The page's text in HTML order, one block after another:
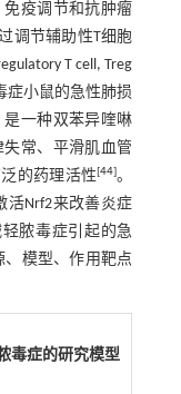
疫调节和抗肿瘤
调节辅助性T细胞
T cell, Treg
症小鼠的急性肺损
一种双苯异喹啉
常、平滑肌血管
的药理活性[44]。
活Nrf2来改善炎症
轻脓毒症引起的急
模型、作用靶点
毒症的研究模型